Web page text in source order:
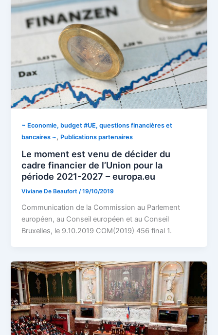
~ Economie, budget #UE, questions financières et
bancaires ~, Publications partenaires
Le moment est venu de décider du
cadre financier de l’Union pour la
période 2021-2027 – europa.eu
Viviane De Beaufort /19/10/2019
Communication de la Commission au Parlement
européen, au Conseil européen et au Conseil
Bruxelles, le 9.10.2019 COM(2019) 456 final 1.